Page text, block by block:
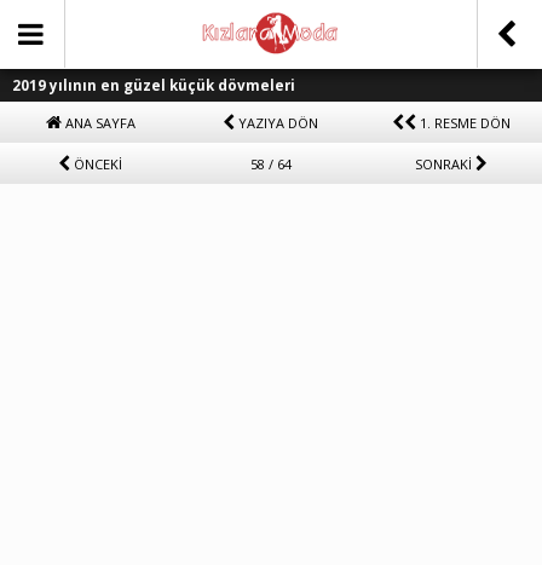
2019 yılının en güzel küçük dövmeleri
ANA SAYFA YAZIYA DÖN 1. RESME DÖN
ÖNCEKİ 58 / 64 SONRAKİ